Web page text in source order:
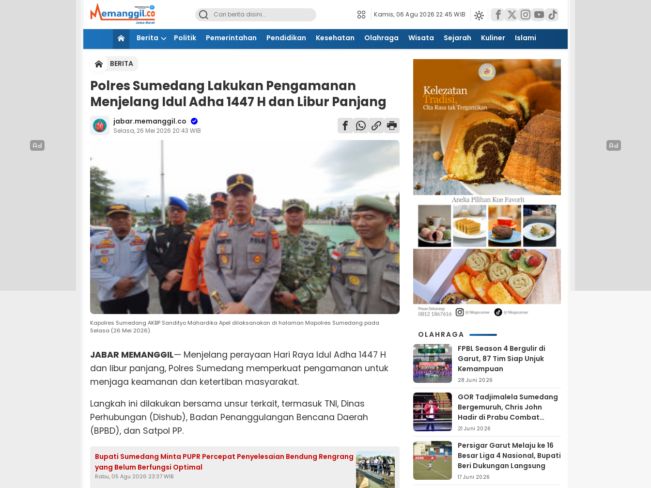
Kamis, 06 Agu 2026 22:45 WIB
Berita Politik Pemerintahan Pendidikan Kesehatan Olahraga Wisata Sejarah Kuliner Islami
BERITA
Polres Sumedang Lakukan Pengamanan
Menjelang Idul Adha 1447 H dan Libur Panjang
jabar.memanggil.co
Selasa, 26 Mei 2026 20:43 WIB
Kapolres Sumedang AKBP Sandityo Mahardika Apel dilaksanakan di halaman Mapolres Sumedang pada
Selasa (26 Mei 2026).
JABAR MEMANGGIL— Menjelang perayaan Hari Raya Idul Adha 1447 H
dan libur panjang, Polres Sumedang memperkuat pengamanan untuk
menjaga keamanan dan ketertiban masyarakat.
Langkah ini dilakukan bersama unsur terkait, termasuk TNI, Dinas
Perhubungan (Dishub), Badan Penanggulangan Bencana Daerah
(BPBD), dan Satpol PP.
Bupati Sumedang Minta PUPR Percepat Penyelesaian Bendung Rengrang
yang Belum Berfungsi Optimal
Rabu, 05 Agu 2026 23:37 WIB
OLAHRAGA
FPBL Season 4 Bergulir di
Garut, 87 Tim Siap Unjuk
Kemampuan
28 Juni 2026
GOR Tadjimalela Sumedang
Bergemuruh, Chris John
Hadir di Prabu Combat
Series 2026
21 Juni 2026
Persigar Garut Melaju ke 16
Besar Liga 4 Nasional, Bupati
Beri Dukungan Langsung
17 Juni 2026